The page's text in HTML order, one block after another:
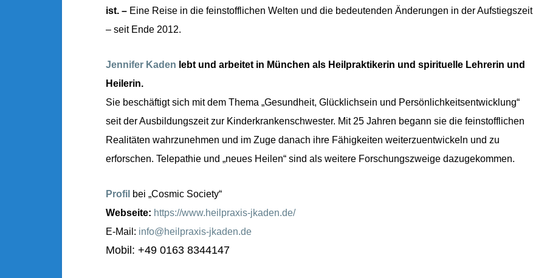
ist. – Eine Reise in die feinstofflichen Welten und die bedeutenden Änderungen in der Aufstiegszeit
– seit Ende 2012.
Jennifer Kaden lebt und arbeitet in München als Heilpraktikerin und spirituelle Lehrerin und
Heilerin.
Sie beschäftigt sich mit dem Thema „Gesundheit, Glücklichsein und Persönlichkeitsentwicklung“
seit der Ausbildungszeit zur Kinderkrankenschwester. Mit 25 Jahren begann sie die feinstofflichen
Realitäten wahrzunehmen und im Zuge danach ihre Fähigkeiten weiterzuentwickeln und zu
erforschen. Telepathie und „neues Heilen“ sind als weitere Forschungszweige dazugekommen.
Profil bei „Cosmic Society“
Webseite: https://www.heilpraxis-jkaden.de/
E-Mail: info@heilpraxis-jkaden.de
Mobil: +49 0163 8344147